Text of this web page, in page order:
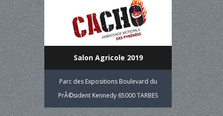
Salon Agricole 2019
Parc des Expositions Boulevard du
PrÃ©sident Kennedy 65000 TARBES